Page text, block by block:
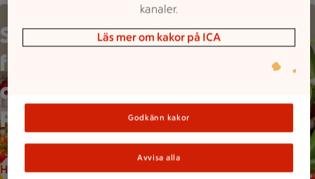
En person håller ett grönsaksspett framför en stor hög med
SKÖRDA
frukterna
av LÅGA
PRISER
Handla frukt & grönt
kanaler.
Läs mer om kakor på ICA
Godkänn kakor
Avvisa alla